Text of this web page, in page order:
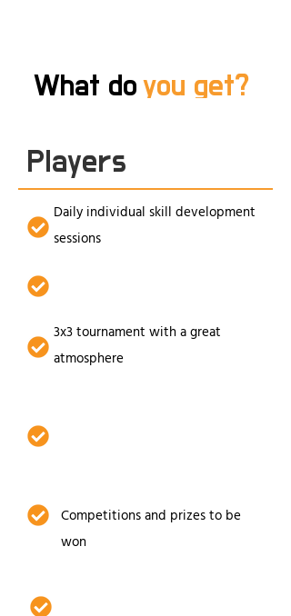
What do you get?
Players
Daily individual skill development
sessions
3x3 tournament with a great
atmosphere
Competitions and prizes to be
won